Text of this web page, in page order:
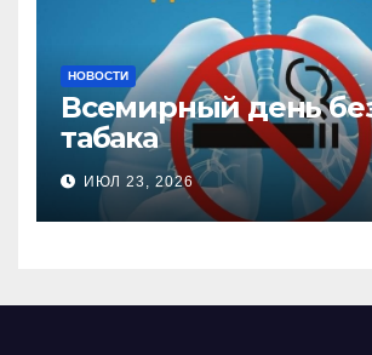
НОВОСТИ
Всемирный день
табака
ИЮЛ 23, 2026